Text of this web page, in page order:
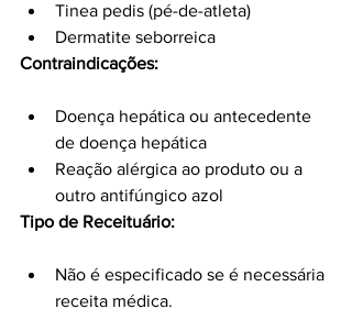
Tinea pedis (pé-de-atleta)
Dermatite seborreica
Contraindicações:
Doença hepática ou antecedente
de doença hepática
Reação alérgica ao produto ou a
outro antifúngico azol
Tipo de Receituário:
Não é especificado se é necessária
receita médica.